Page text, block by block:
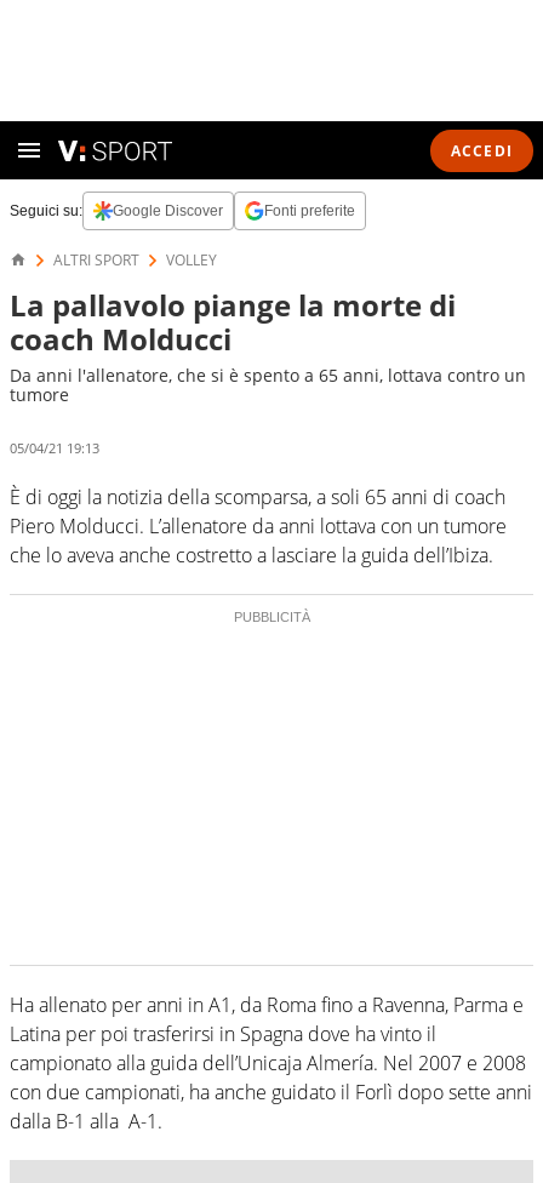
ACCEDI
Seguici su: Google Discover Fonti preferite
ALTRI SPORT VOLLEY
La pallavolo piange la morte di
coach Molducci
Da anni l'allenatore, che si è spento a 65 anni, lottava contro un
tumore
05/04/21 19:13
È di oggi la notizia della scomparsa, a soli 65 anni di coach
Piero Molducci. L’allenatore da anni lottava con un tumore
che lo aveva anche costretto a lasciare la guida dell’Ibiza.
Ha allenato per anni in A1, da Roma fino a Ravenna, Parma e
Latina per poi trasferirsi in Spagna dove ha vinto il
campionato alla guida dell’Unicaja Almería. Nel 2007 e 2008
con due campionati, ha anche guidato il Forlì dopo sette anni
dalla B-1 alla A-1.